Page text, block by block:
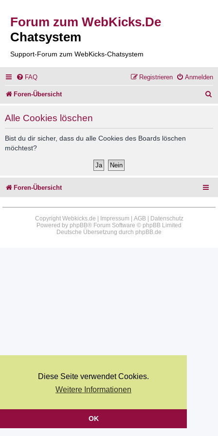
Diese Seite verwendet Cookies.
Weitere Informationen
OK
Forum zum WebKicks.De
Chatsystem
Support-Forum zum WebKicks-Chatsystem
FAQ Anmelden
Registrieren
Foren-Übersicht
Alle Cookies löschen
Bist du dir sicher, dass du alle Cookies des Boards löschen
möchtest?
Foren-Übersicht
Copyright Webkicks.de | Impressum AGB|
Datenschutz
Powered by phpBB® Forum Software © phpBB Limited
Deutsche Übersetzung durch phpBB.de